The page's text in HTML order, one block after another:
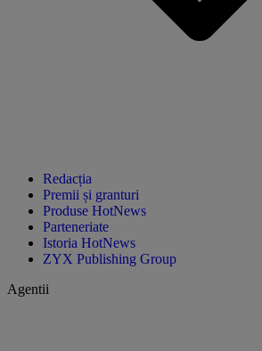
Redacția
Premii și granturi
Produse HotNews
Parteneriate
Istoria HotNews
ZYX Publishing Group
Agentii